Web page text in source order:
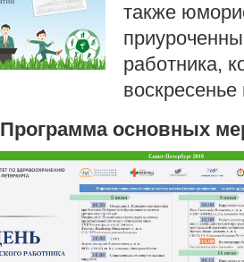
также
работника,
Программа основных